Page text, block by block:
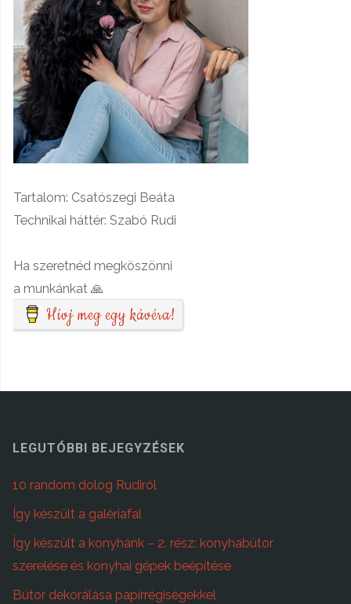
Tartalom: Csatószegi Beáta
Technikai háttér: Szabó Rudi
Ha szeretnéd megköszönni
a munkánkat 🙏
Hívj meg egy kávéra!
LEGUTÓBBI BEJEGYZÉSEK
10 random dolog Rudiról
Így készült a galériafal
Így készült a konyhánk – 2. rész: konyhabútor
szerelése és konyhai gépek beépítése
Bútor dekorálása papírrégiségekkel